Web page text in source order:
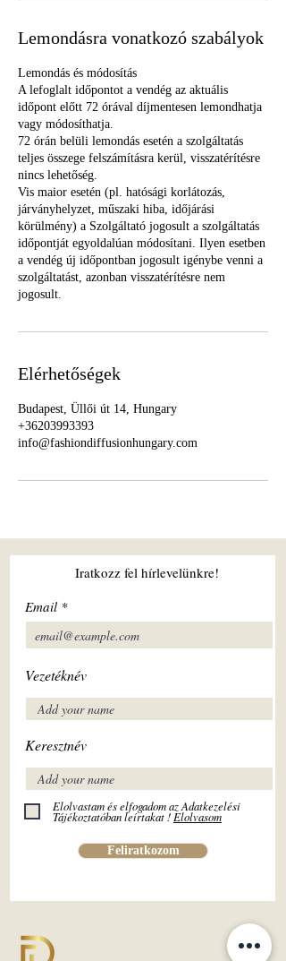
Lemondásra vonatkozó szabályok
Lemondás és módosítás
A lefoglalt időpontot a vendég az aktuális
időpont előtt 72 órával díjmentesen lemondhatja
vagy módosíthatja.
72 órán belüli lemondás esetén a szolgáltatás
teljes összege felszámításra kerül, visszatérítésre
nincs lehetőség.
Vis maior esetén (pl. hatósági korlátozás,
járványhelyzet, műszaki hiba, időjárási
körülmény) a Szolgáltató jogosult a szolgáltatás
időpontját egyoldalúan módosítani. Ilyen esetben
a vendég új időpontban jogosult igénybe venni a
szolgáltatást, azonban visszatérítésre nem
jogosult.
Elérhetőségek
Budapest, Üllői út 14, Hungary
+36203993393
info@fashiondiffusionhungary.com
Iratkozz fel hírlevelünkre!
Email
Vezetéknév
Keresztnév
Elolvastam és elfogadom az Adatkezelési
Tájékoztatóban leírtakat ! Elolvasom
Feliratkozom